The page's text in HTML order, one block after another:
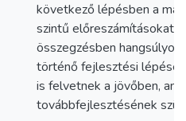
következő lépésben a
szintű előreszámításokat
összegzésben
történő fejlesztési lépései
is felvetnek a jövőben,
továbbfejlesztésének